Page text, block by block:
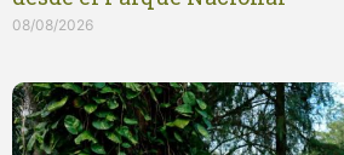
08/08/2026